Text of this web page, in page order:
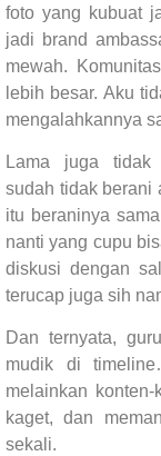
foto yang kubuat
jadi brand
mewah.
lebih besar. Aku
mengalahkannya
Lama juga tidak
sudah tidak berani
itu beraninya
nanti yang cupu
diskusi dengan
terucap juga sih
Dan ternyata,
mudik di
melainkan
kaget, dan
sekali.